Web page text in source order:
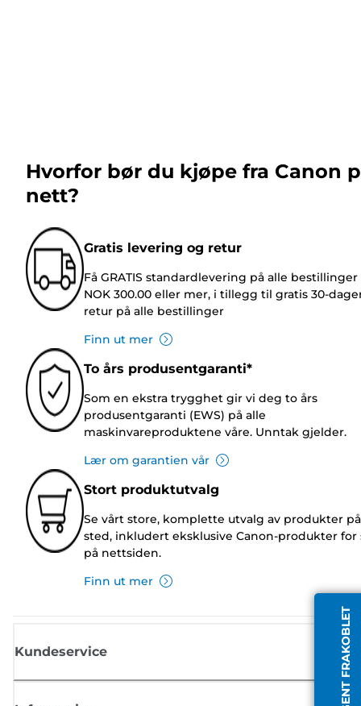
AGENT FRAKOBLET
Hvorfor bør du kjøpe fra Canon
nett?
Gratis levering og retur
Få GRATIS standardlevering på alle bestillinger
NOK 300.00 eller mer, i tillegg til gratis 30-
retur på alle bestillinger
Finn ut mer
To års produsentgaranti*
Som en ekstra trygghet gir vi deg to års
produsentgaranti (EWS) på alle
maskinvareproduktene våre. Unntak gjelder.
Lær om garantien vår
Stort produktutvalg
Se vårt store, komplette utvalg av produkter
sted, inkludert eksklusive Canon-produkter for
på nettsiden.
Finn ut mer
Kundeservice